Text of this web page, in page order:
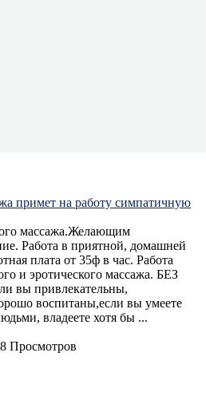
примет на работу симпатичную
массажа.Желающим
Работа в приятной, домашней
плата от 35ф в час. Работа
и эротического массажа. БЕЗ
привлекательны,
воспитаны,если вы умеете
владеете хотя бы ...
Просмотров